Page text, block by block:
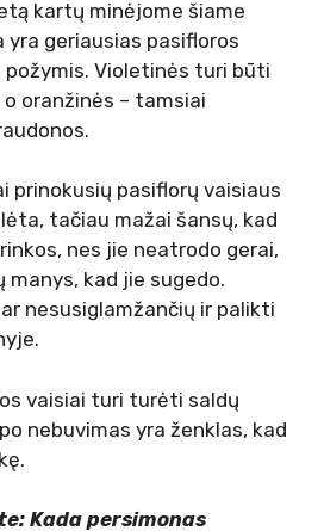
kartų minėjome šiame
yra geriausias pasifloros
požymis. Violetinės turi būti
oranžinės – tamsiai
prinokusių pasiflorų vaisiaus
tačiau mažai šansų, kad
nes jie neatrodo gerai,
manys, kad jie sugedo.
nesusiglamžančių ir palikti
vaisiai turi turėti saldų
nebuvimas yra ženklas, kad
Kada persimonas